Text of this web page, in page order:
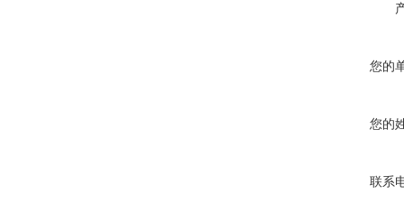
您的
您的
联系